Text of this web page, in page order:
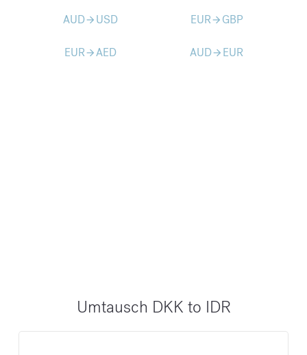
AUDarrow_forward USD EURarrow_forward GBP
EURarrow_forwardAED AUDarrow_forward EUR
Umtausch DKK to IDR